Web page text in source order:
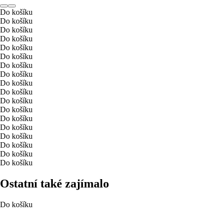
Do košíku
Do košíku
Do košíku
Do košíku
Do košíku
Do košíku
Do košíku
Do košíku
Do košíku
Do košíku
Do košíku
Do košíku
Do košíku
Do košíku
Do košíku
Do košíku
Do košíku
Do košíku
Ostatní také zajímalo
Do košíku